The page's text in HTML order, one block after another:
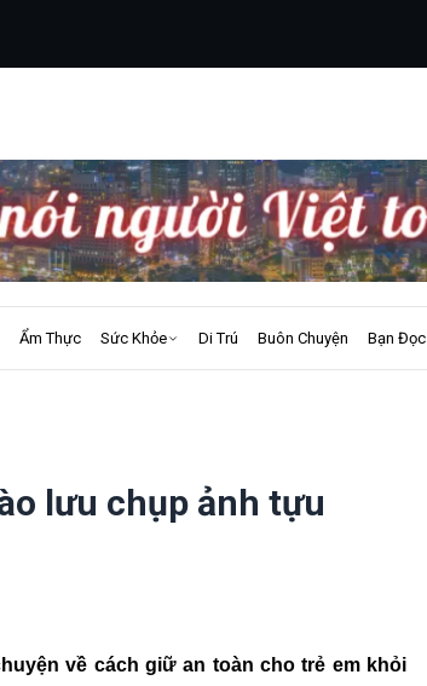
Ẩm Thực Sức Khỏe Di Trú Buôn Chuyện Bạn Đọc
lưu chụp ảnh tựu
về cách giữ an toàn cho trẻ em khỏi